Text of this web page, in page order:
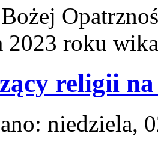
2023 roku
religii
niedziela,